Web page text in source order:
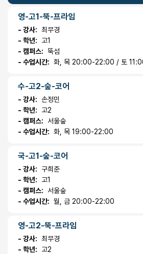
영-고1-뚝-프라임
- 강사: 최무경
- 학년:
고1
- 캠퍼스:
뚝섬
- 수업시간: 화, 목 20:00-22:00 / 토
수-고2-숲-코어
- 강사: 손정민
- 학년:
고2
- 캠퍼스:
서울숲
- 수업시간: 화, 목 19:00-22:00
국-고1-숲-코어
- 강사:
구희준
- 학년:
고1
- 캠퍼스:
서울숲
- 수업시간: 월, 금 20:00-22:00
영-고2-뚝-프라임
- 강사: 최무경
- 학년:
고2